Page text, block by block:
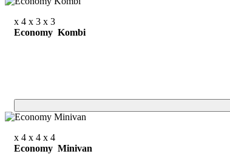
x 4 x 3 x 3
Economy Kombi
x 4 x 4 x 4
Economy Minivan